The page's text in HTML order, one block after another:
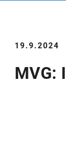
19.9.2024
MVG: